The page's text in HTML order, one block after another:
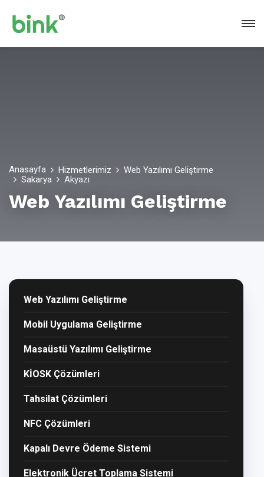
Anasayfa Hizmetlerimiz
Web Yazılımı Geliştirme
Sakarya
Akyazı
Web Yazılımı Geliştirme
Web Yazılımı Geliştirme
Mobil Uygulama Geliştirme
Masaüstü Yazılımı Geliştirme
KİOSK Çözümleri
Tahsilat Çözümleri
NFC Çözümleri
Kapalı Devre Ödeme Sistemi
Elektronik Ücret Toplama Sistemi